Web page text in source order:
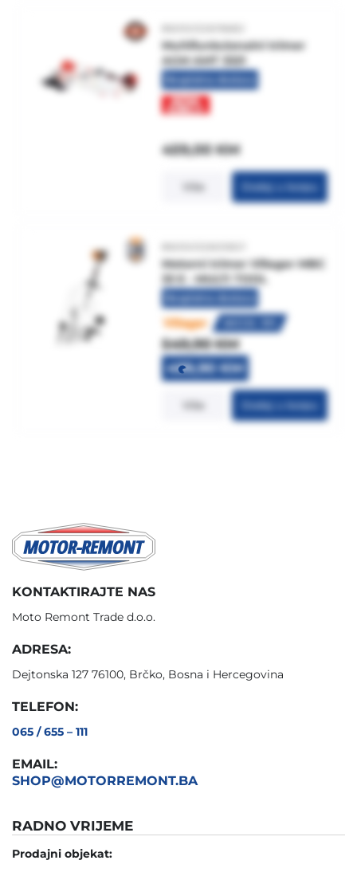
Multifunkcionalni trimer
AGM AMT 3321
459,00KM
Više Dodaj u korpu
Motorni trimer Villager MBC
33 E - MULTI TOOL
AKCIJA -10%
549,90KM
Original
price
was:
549,90 KM.
499,90KM
price
is:
499,90 KM.
Više Dodaj u korpu
KONTAKTIRAJTE NAS
Moto Remont Trade d.o.o.
ADRESA:
Dejtonska 127 76100, Brčko, Bosna i Hercegovina
TELEFON:
065 / 655 – 111
EMAIL:
SHOP@MOTORREMONT.BA
RADNO VRIJEME
Prodajni objekat: